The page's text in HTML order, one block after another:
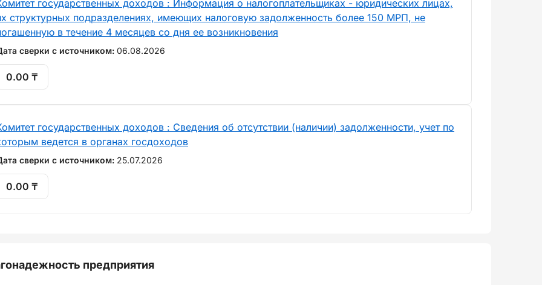
государственных доходов : Информация о налогоплательщиках - юридических лицах,
структурных подразделениях, имеющих налоговую задолженность более 150 МРП, не
в течение 4 месяцев со дня ее возникновения
сверки с источником: 06.08.2026
0.00 ₸
государственных доходов : Сведения об отсутствии (наличии) задолженности, учет по
ведется в органах госдоходов
сверки с источником: 25.07.2026
0.00 ₸
предприятия